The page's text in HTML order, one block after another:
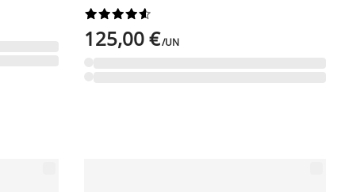






125,00 €/UN